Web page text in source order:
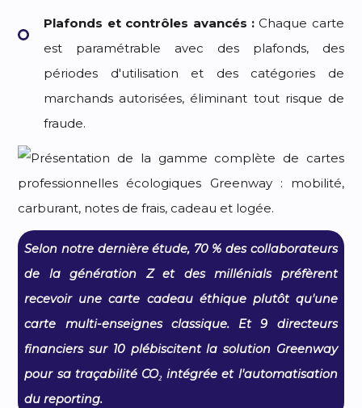
Plafonds et contrôles avancés :Chaque carte
est paramétrable avec des plafonds, des
périodes d'utilisation et des catégories de
marchands autorisées, éliminant tout risque de
fraude.
Selon notre dernière étude, 70 % des collaborateurs
de la génération Z et des millénials préfèrent
recevoir une carte cadeau éthique plutôt qu'une
carte multi-enseignes classique. Et 9 directeurs
financiers sur 10 plébiscitent la solution Greenway
pour sa traçabilité CO₂ intégrée et l'automatisation
du reporting.